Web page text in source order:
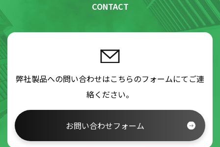
CONTACT
弊社製品への問い合わせはこちらのフォームにてご連
絡ください。
お問い合わせフォーム